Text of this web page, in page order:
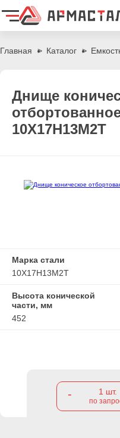
Главная
Каталог
Днище
10Х17Н13М2Т
Марка стали
10Х17Н13М2Т
Высота конической
части, мм
452
- 1 шт.
по